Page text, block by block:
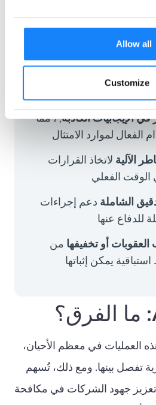
Allow all
Customize
من المعاملات المشبوهة
الإيجابيات الكاذبة, ، مما
الفعال لموارد الامتثال
الآلية لاتخاذ القرارات
الوقت الفعلي
الشاملة دعم إجراءات
للدفاع عنها
أو تخفيفها من
يمكن إثباتها
العمليات في معظم الأحيان،
تفصل بينها. ومع ذلك، تُسهم
تعزيز جهود الشركات في مكافحة